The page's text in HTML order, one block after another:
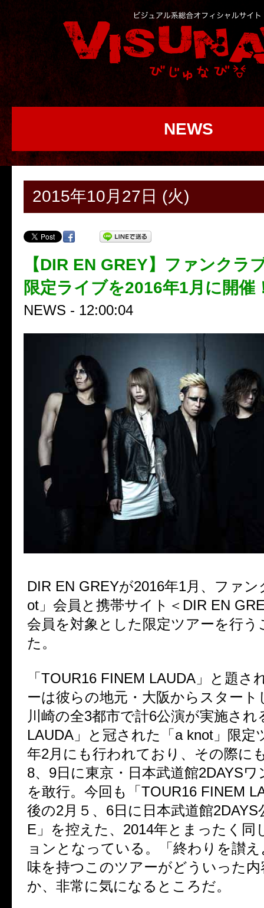
NEWS
2015年10月27日 (火)
【DIR EN GREY】ファンクラ
限定ライブを2016年1月に開催
NEWS - 12:00:04
DIR EN GREYが2016年1月、ファ
ot」会員と携帯サイト＜DIR EN
会員を対象とした限定ツアーを行う
た。
「TOUR16 FINEM LAUDA」と題さ
ーは彼らの地元・大阪からスタート
川崎の全3都市で計6公演が実施され
LAUDA」と冠された「a knot」限定
年2月にも行われており、その際に
8、9日に東京・日本武道館2DAYS
を敢行。今回も「TOUR16 FINEM
後の2月５、6日に日本武道館2DAYS
E」を控えた、2014年とまったく同
ョンとなっている。「終わりを讃
味を持つこのツアーがどういった
か、非常に気になるところだ。